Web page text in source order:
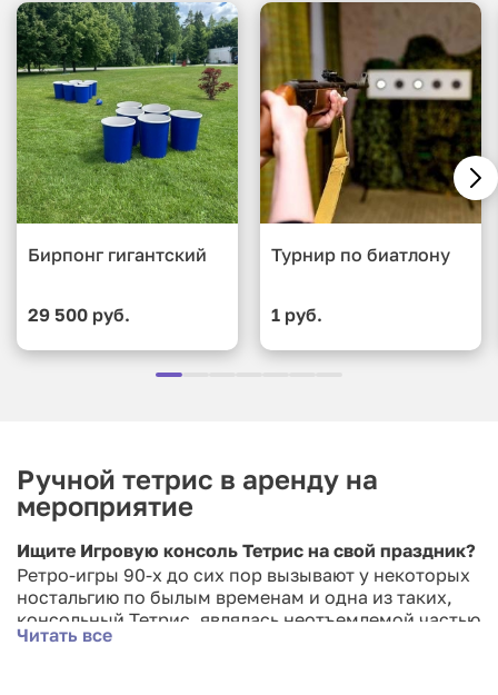
Бирпонг гигантский
29 500 руб.
Турнир по биатлону
1 руб.
Ручной тетрис в аренду на
мероприятие
Ищите Игровую консоль Тетрис на свой праздник?
Ретро-игры 90-х до сих пор вызывают у некоторых
ностальгию по былым временам и одна из таких,
консольный Тетрис, являлась неотъемлемой частью
жизни многих детей и подростков того времени. В
Читать все